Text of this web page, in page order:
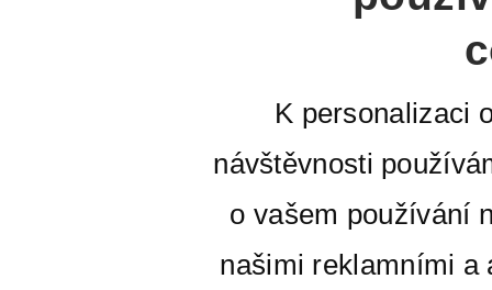
K personalizaci
návštěvnosti
o vašem používání
našimi reklamními a